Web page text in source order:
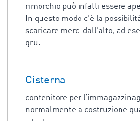
rimorchio può infatti essere
In questo modo c'è la
scaricare merci dall'alto, ad
gru.
Cisterna
contenitore per
normalmente a costruzione